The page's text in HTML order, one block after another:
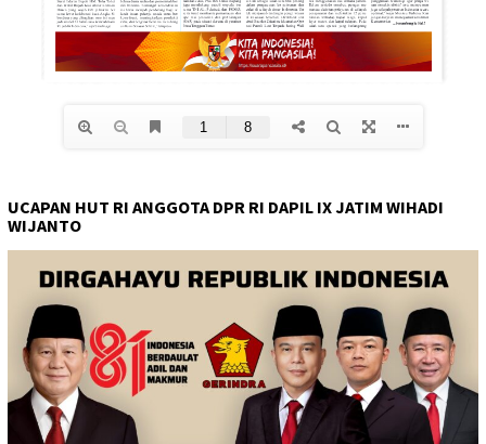
UCAPAN HUT RI ANGGOTA DPR RI DAPIL IX JATIM WIHADI
WIJANTO